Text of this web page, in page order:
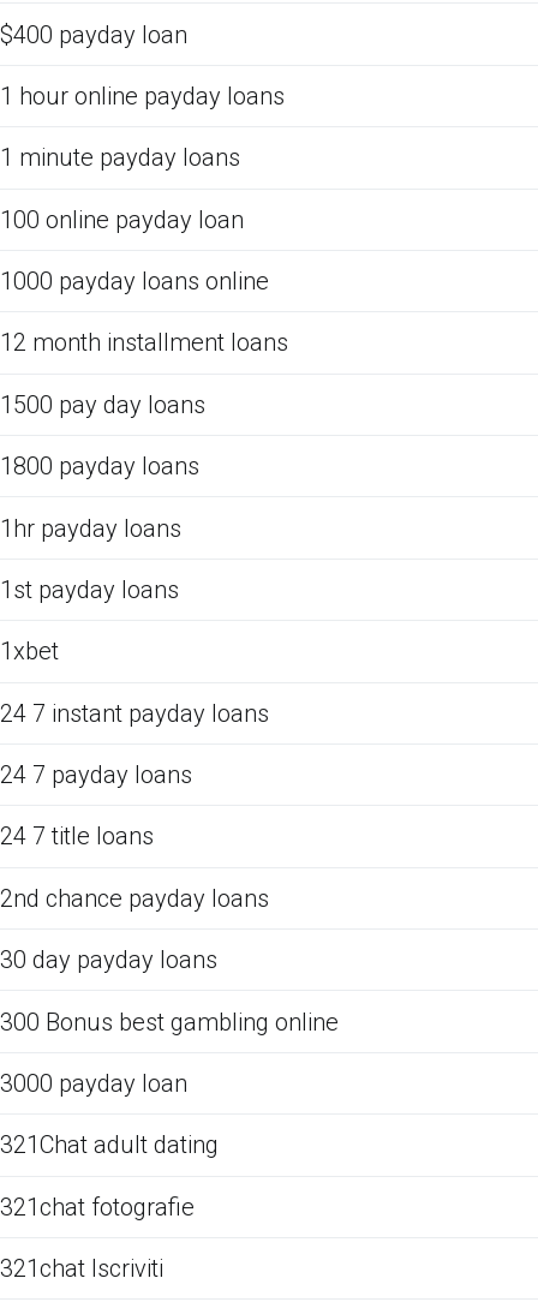
$400 payday loan
1 hour online payday loans
1 minute payday loans
100 online payday loan
1000 payday loans online
12 month installment loans
1500 pay day loans
1800 payday loans
1hr payday loans
1st payday loans
1xbet
24 7 instant payday loans
24 7 payday loans
24 7 title loans
2nd chance payday loans
30 day payday loans
300 Bonus best gambling online
3000 payday loan
321Chat adult dating
321chat fotografie
321chat Iscriviti